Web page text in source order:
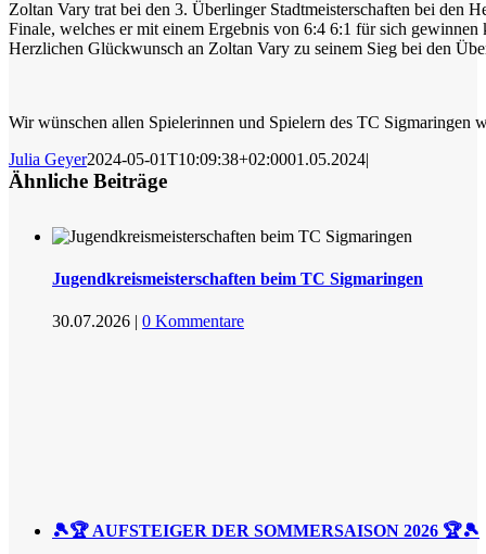
Zoltan Vary trat bei den 3. Überlinger Stadtmeisterschaften bei den
Finale, welches er mit einem Ergebnis von 6:4 6:1 für sich
Herzlichen Glückwunsch an Zoltan Vary zu seinem Sieg bei den
Wir wünschen allen Spielerinnen und Spielern des TC Sigmaringen
Julia Geyer2024-05-01T10:09:38+02:0001.05.2024|
Ähnliche Beiträge
Jugendkreismeisterschaften beim TC Sigmaringen
30.07.2026 | 0 Kommentare
🎾🏆 AUFSTEIGER DER SOMMERSAISON 2026 🏆🎾